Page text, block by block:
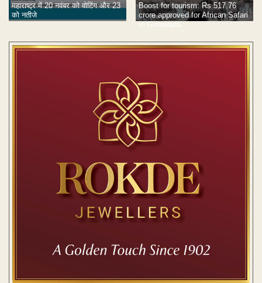
महाराष्ट्र में 20 नवंबर को वोटिंग और 23
को नतीजे
Boost for tourism: Rs 517.76
crore approved for African Safari
in Gorewada